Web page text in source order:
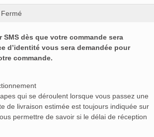
Fermé
SMS dès que votre commande sera
d’identité vous sera demandée pour
commande.
qui se déroulent lorsque vous passez une
de livraison estimée est toujours indiquée sur
permettre de savoir si le délai de réception